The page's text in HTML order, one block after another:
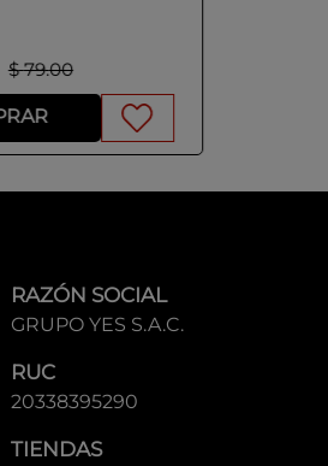
$ 79.00
RAZÓN SOCIAL
GRUPO YES S.A.C.
RUC
20338395290
TIENDAS